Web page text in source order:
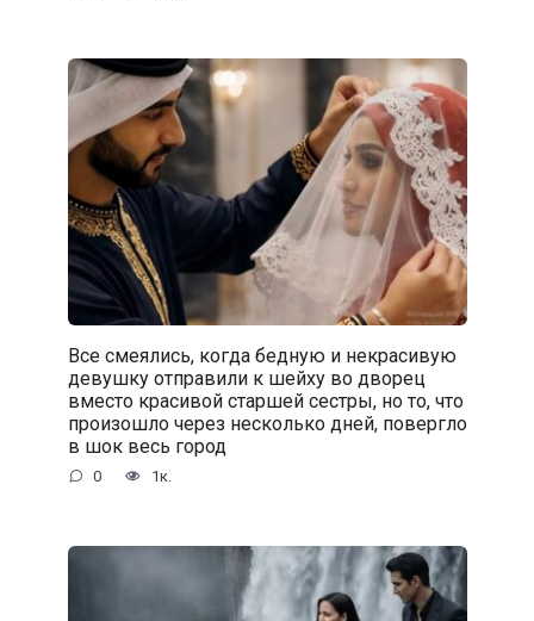
Все смеялись, когда бедную и некрасивую
девушку отправили к шейху во дворец
вместо красивой старшей сестры, но то, что
произошло через несколько дней, повергло
в шок весь город
0 1к.